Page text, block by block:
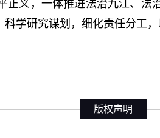
义，一体推进法治九江、
学研究谋划，细化责任分工
版权声明